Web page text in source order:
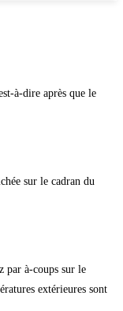
à-dire après que le
sur le cadran du
par à-coups sur le
extérieures sont